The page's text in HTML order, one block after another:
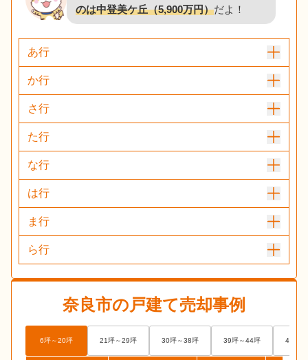
のは中登美ケ丘（5,900万円）だよ！
あ行
か行
さ行
た行
な行
は行
ま行
ら行
奈良市の戸建て売却事例
6坪～20坪 21坪～29坪 30坪～38坪 39坪～44坪 45坪